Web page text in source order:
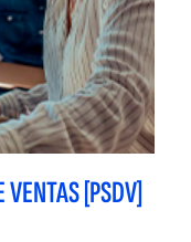
VENTAS [PSDV]